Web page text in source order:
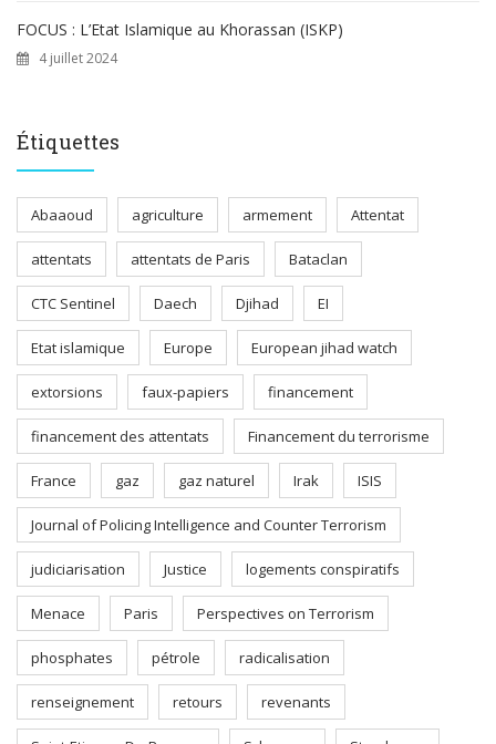
FOCUS : L’Etat Islamique au Khorassan (ISKP)
4 juillet 2024
Étiquettes
Abaaoud agriculture armement Attentat
attentats attentats de Paris Bataclan
CTC Sentinel Daech Djihad EI
Etat islamique Europe European jihad watch
extorsions faux-papiers financement
financement des attentats Financement du terrorisme
France gaz gaz naturel Irak ISIS
Journal of Policing Intelligence and Counter Terrorism
judiciarisation Justice logements conspiratifs
Menace Paris Perspectives on Terrorism
phosphates pétrole radicalisation
renseignement retours revenants